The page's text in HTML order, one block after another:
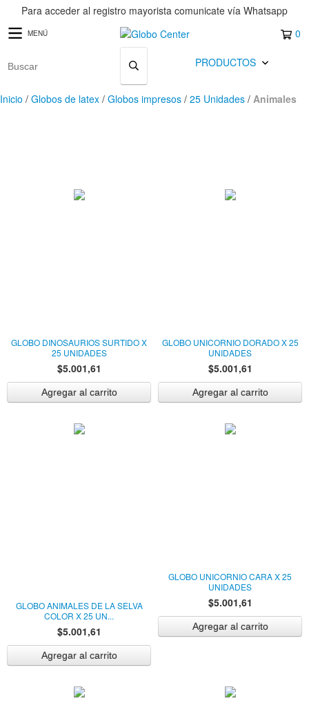
Para acceder al registro mayorista comunicate vía Whatsapp
MENÚ 0
PRODUCTOS
Inicio / Globos de latex / Globos impresos / 25 Unidades / Animales
GLOBO DINOSAURIOS SURTIDO X
25 UNIDADES
$5.001,61
GLOBO UNICORNIO DORADO X 25
UNIDADES
$5.001,61
GLOBO ANIMALES DE LA SELVA
COLOR X 25 UN...
$5.001,61
GLOBO UNICORNIO CARA X 25
UNIDADES
$5.001,61